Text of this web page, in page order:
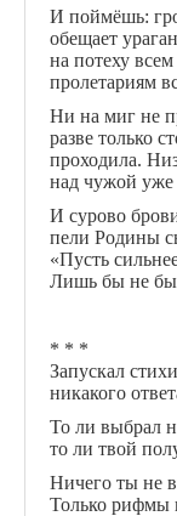
И поймёшь:
обещает
на потеху
пролетариям
Ни на миг не
разве только
проходила.
над чужой уже
И сурово
пели Родины
«Пусть
Лишь бы не
* * *
Запускал
никакого
То ли выбрал
то ли твой
Ничего ты не
Только рифмы